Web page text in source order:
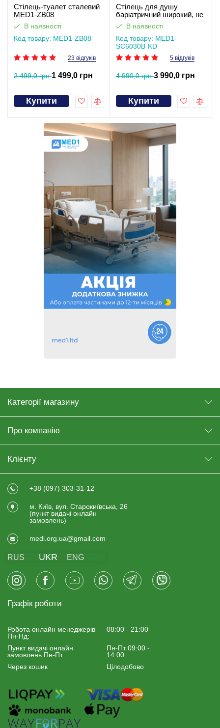
Стілець-туалет сталевий
MED1-ZB08
В наявності
Код товару: MED1-ZB08
23 відгуків
2 499,0 грн1 499,0 грн
Купити
Стілець для душу
баріатричний широкий, не
слизький SC6030B-KD
В наявності
Код товару: MED1-
SC6030B-KD
5 відгуків
4 990,0 грн3 990,0 грн
Купити
Категорії магазину
Про компанію
Клієнту
+38 (097) 303-31-12
м. Київ, вул. Старокиївська, 26
(пункт видачi онлайн
замовлень)
medi.org.ua@gmail.com
RUS UKR ENG
Графік роботи
Робота онлайн менеджерiв
Пн-Нд:
08:00 - 21:00
Пункт видачі онлайн
замовлень Пн-Пт
Пн-Пт 09:00 -
14:00
Через кошик
Цілодобово